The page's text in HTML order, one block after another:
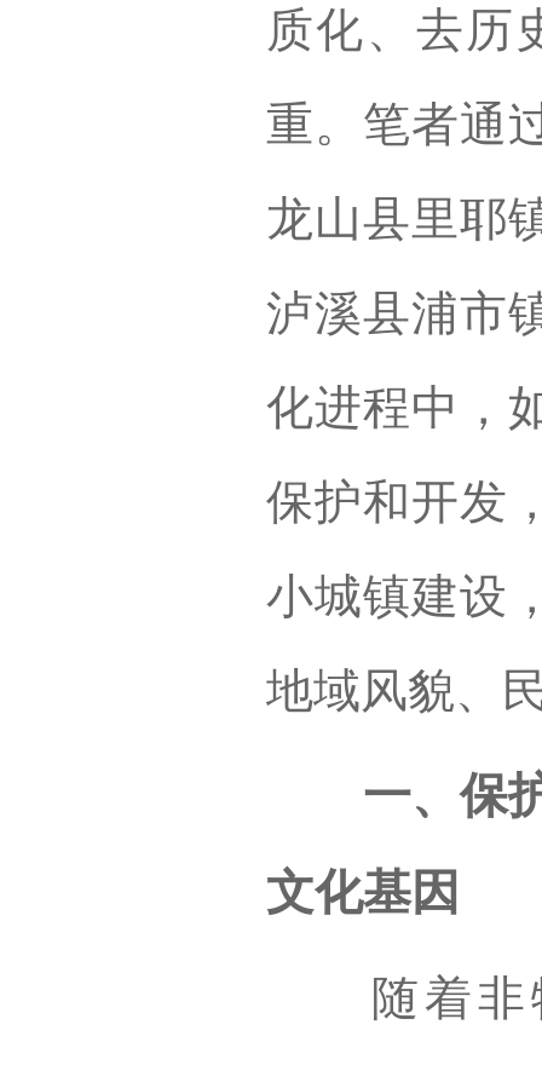
质化、去历
重。笔者通
龙山县里耶
泸溪县浦市
化进程中，
保护和开发
小城镇建设
地域风貌、
一、保护
文化基因
随着非物